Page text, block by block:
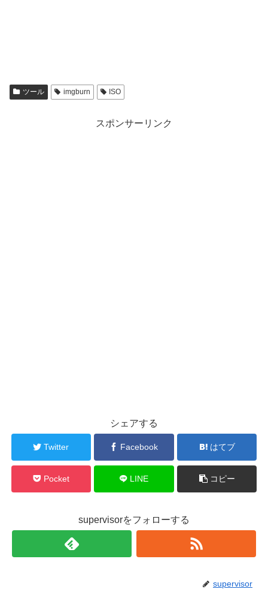
ツール imgburn ISO
スポンサーリンク
シェアする
Twitter Facebook はてブ
Pocket LINE コピー
supervisorをフォローする
supervisor